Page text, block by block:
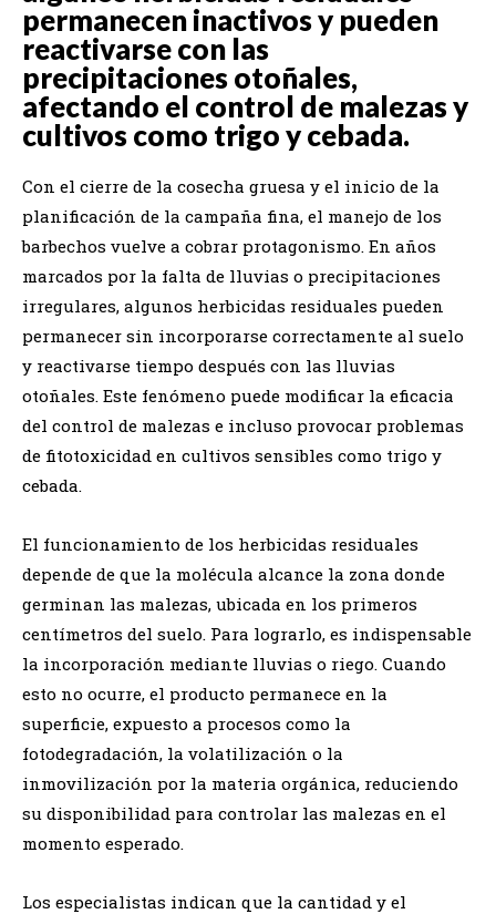
permanecen inactivos y pueden
reactivarse con las
precipitaciones otoñales,
afectando el control de malezas y
cultivos como trigo y cebada.
Con el cierre de la cosecha gruesa y el inicio de la
planificación de la campaña fina, el manejo de los
barbechos vuelve a cobrar protagonismo. En años
marcados por la falta de lluvias o precipitaciones
irregulares, algunos herbicidas residuales pueden
permanecer sin incorporarse correctamente al suelo
y reactivarse tiempo después con las lluvias
otoñales. Este fenómeno puede modificar la eficacia
del control de malezas e incluso provocar problemas
de fitotoxicidad en cultivos sensibles como trigo y
cebada.
El funcionamiento de los herbicidas residuales
depende de que la molécula alcance la zona donde
germinan las malezas, ubicada en los primeros
centímetros del suelo. Para lograrlo, es indispensable
la incorporación mediante lluvias o riego. Cuando
esto no ocurre, el producto permanece en la
superficie, expuesto a procesos como la
fotodegradación, la volatilización o la
inmovilización por la materia orgánica, reduciendo
su disponibilidad para controlar las malezas en el
momento esperado.
Los especialistas indican que la cantidad y el